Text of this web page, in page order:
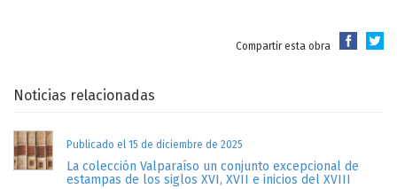
Compartir esta obra
Noticias relacionadas
Publicado el 15 de diciembre de 2025
La colección Valparaíso un conjunto excepcional de
estampas de los siglos XVI, XVII e inicios del XVIII